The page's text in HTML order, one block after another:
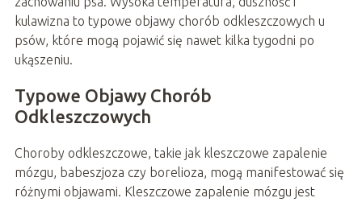
kulawizna to typowe objawy chorób odkleszczowych u
psów, które mogą pojawić się nawet kilka tygodni po
ukąszeniu.
Typowe Objawy Chorób
Odkleszczowych
Choroby odkleszczowe, takie jak kleszczowe zapalenie
mózgu, babeszjoza czy borelioza, mogą manifestować się
różnymi objawami. Kleszczowe zapalenie mózgu jest